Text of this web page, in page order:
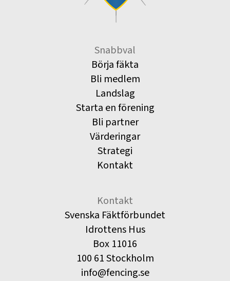
Snabbval
Börja fäkta
Bli medlem
Landslag
Starta en förening
Bli partner
Värderingar
Strategi
Kontakt
Kontakt
Svenska Fäktförbundet
Idrottens Hus
Box 11016
100 61 Stockholm
info@fencing.se